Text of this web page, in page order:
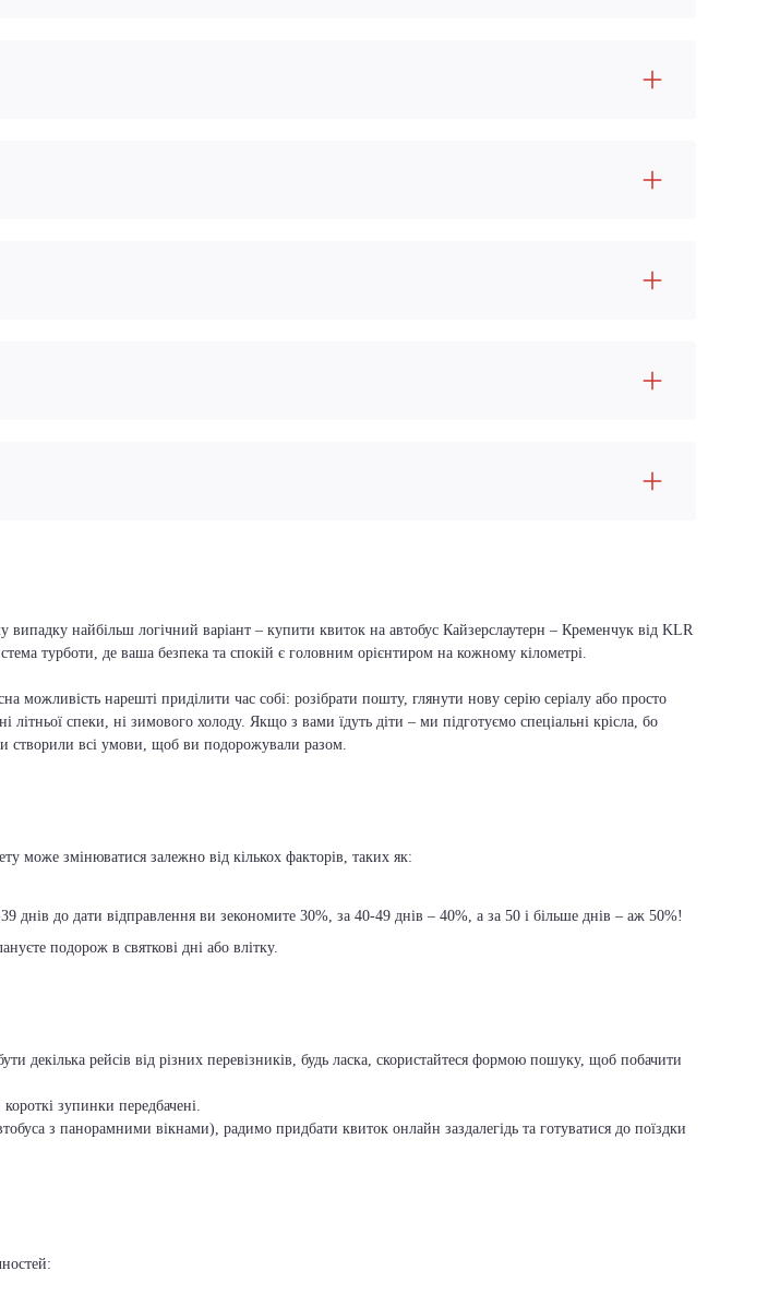
найбільш логічний варіант – купити квиток на автобус Кайзерслаутерн – Кременчук від KLR
турботи, де ваша безпека та спокій є головним орієнтиром на кожному кілометрі.
можливість нарешті приділити час собі: розібрати пошту, глянути нову серію серіалу або просто
спеки, ні зимового холоду. Якщо з вами їдуть діти – ми підготуємо спеціальні крісла, бо
створили всі умови, щоб ви подорожували разом.
може змінюватися залежно від кількох факторів, таких як:
днів до дати відправлення ви зекономите 30%, за 40-49 днів – 40%, а за 50 і більше днів – аж 50%!
подорож в святкові дні або влітку.
рейсів від різних перевізників, будь ласка, скористайтеся формою пошуку, щоб побачити
зупинки передбачені.
з панорамними вікнами), радимо придбати квиток онлайн заздалегідь та готуватися до поїздки